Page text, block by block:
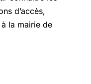
d’accès,
la mairie de